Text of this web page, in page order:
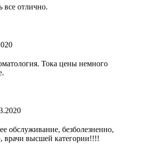
все отлично.
Тока цены немного
обслуживание, безболезненно,
врачи высшей категории!!!!